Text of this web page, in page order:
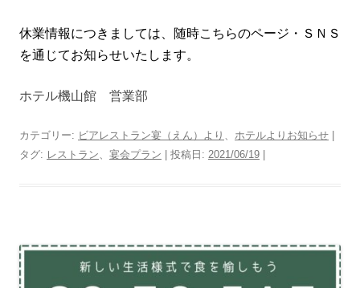
休業情報につきましては、随時こちらのページ・ＳＮＳ
を通じてお知らせいたします。
ホテル機山館 営業部
カテゴリー: ビアレストラン宴（えん）より ホテルよりお知らせ |
タグ: レストラン 宴会プラン | 投稿日: 2021/06/19 |